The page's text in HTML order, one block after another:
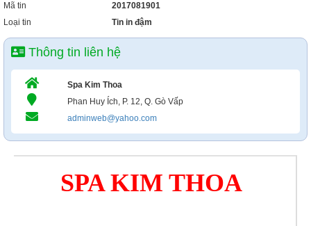
Mã tin
2017081901
Loại tin
Tin in đậm
Thông tin liên hệ
Spa Kim Thoa
Phan Huy Ích, P. 12, Q. Gò Vấp
adminweb@yahoo.com
SPA KIM THOA